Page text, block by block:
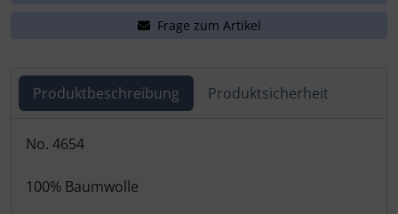
Frage zum Artikel
Produktbeschreibung Produktsicherheit
Produktbeschreibung
No. 4654
100% Baumwolle